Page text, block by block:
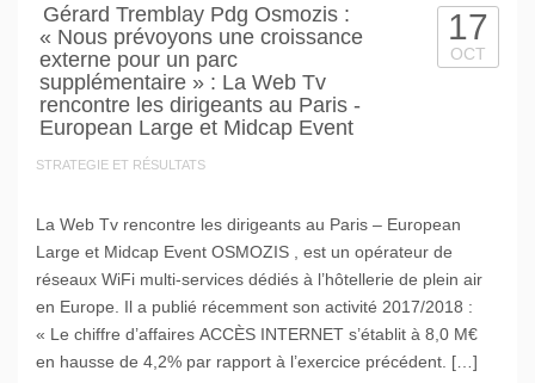
Gérard Tremblay Pdg Osmozis :
« Nous prévoyons une croissance
externe pour un parc
supplémentaire » : La Web Tv
rencontre les dirigeants au Paris -
European Large et Midcap Event
STRATEGIE ET RÉSULTATS
17
OCT
La Web Tv rencontre les dirigeants au Paris – European
Large et Midcap Event OSMOZIS , est un opérateur de
réseaux WiFi multi-services dédiés à l’hôtellerie de plein air
en Europe. Il a publié récemment son activité 2017/2018 :
« Le chiffre d’affaires ACCÈS INTERNET s’établit à 8,0 M€
en hausse de 4,2% par rapport à l’exercice précédent. […]